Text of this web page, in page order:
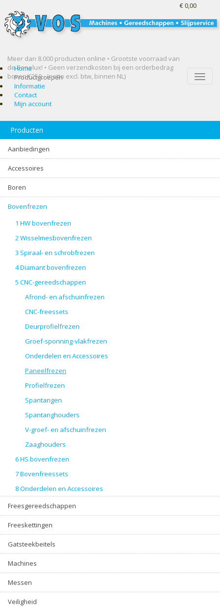
Meer dan 8.000 producten online • Grootste voorraad van
de Benelux! • Geen verzendkosten bij een orderbedrag
boven €250,- (netto excl. btw, binnen NL)
€ 0,00
Toggle
Home
Productgroepen
Informatie
Contact
Mijn account
Producten
Aanbiedingen
Accessoires
Boren
Bovenfrezen
1 HW bovenfrezen
2 Wisselmesbovenfrezen
3 Spiraal- en schrobfrezen
4 Diamant bovenfrezen
5 CNC-gereedschappen
Afrond- en afschuinfrezen
CNC-freessets
Deurprofielfrezen
Groef-sponning-vlakfrezen
Onderdelen en Accessoires
Paneelfrezen
Profielfrezen
Spantangen
Spantanghouders
V-groef- en afschuinfrezen
Zaaghouders
6 HS bovenfrezen
7 Bovenfreessets
8 Onderdelen en Accessoires
Freesgereedschappen
Freeskettingen
Gatsteekbeitels
Machines
Messen
Veiligheid